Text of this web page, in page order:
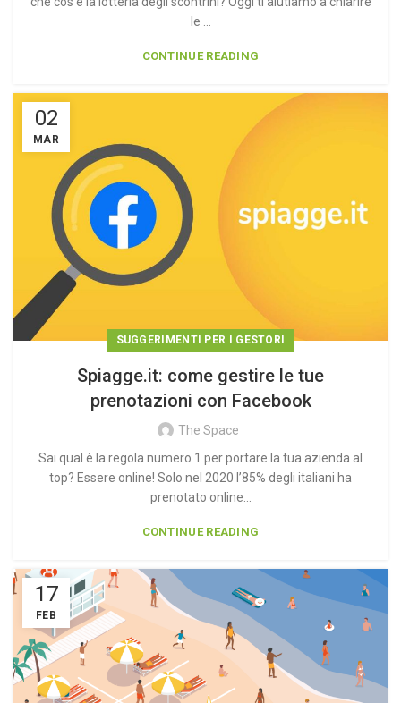
le ...
CONTINUE READING
02
MAR
SUGGERIMENTI PER I GESTORI
Spiagge.it: come gestire le tue
prenotazioni con Facebook
The Space
Sai qual è la regola numero 1 per portare la tua azienda al
top? Essere online! Solo nel 2020 l’85% degli italiani ha
prenotato online...
CONTINUE READING
17
FEB